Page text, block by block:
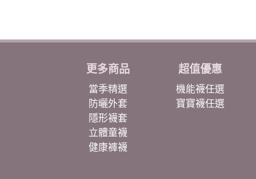
更多商品
當季精選
防曬外套
隱形襪套
立體童襪
健康褲襪
超值優惠
機能襪任選
寶寶襪任選